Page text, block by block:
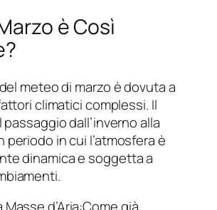
è Così
meteo di marzo è dovuta a
climatici complessi. Il
dall’inverno alla
periodo in cui l’atmosfera è
dinamica e soggetta a